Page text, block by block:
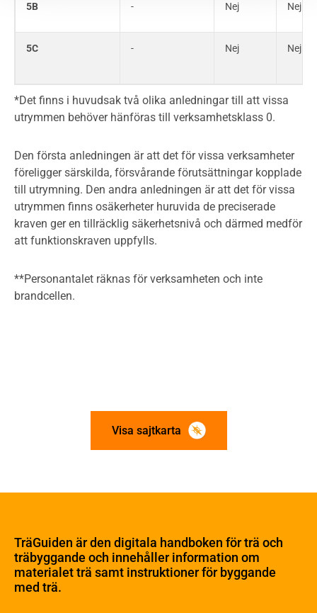
5B - Nej Nej
5C - Nej Nej
*Det finns i huvudsak två olika anledningar till att vissa
utrymmen behöver hänföras till verksamhetsklass 0.
Den första anledningen är att det för vissa verksamheter
föreligger särskilda, försvårande förutsättningar kopplade
till utrymning. Den andra anledningen är att det för vissa
utrymmen finns osäkerheter huruvida de preciserade
kraven ger en tillräcklig säkerhetsnivå och därmed medför
att funktionskraven uppfylls.
**Personantalet räknas för verksamheten och inte
brandcellen.
Visa sajtkarta
Skogsbruk
Barrträdets uppbyggnad
Träets egenskaper och kvalitet
TräGuiden är den digitala handboken för trä och
träbyggande och innehåller information om
materialet trä samt instruktioner för byggande
med trä.